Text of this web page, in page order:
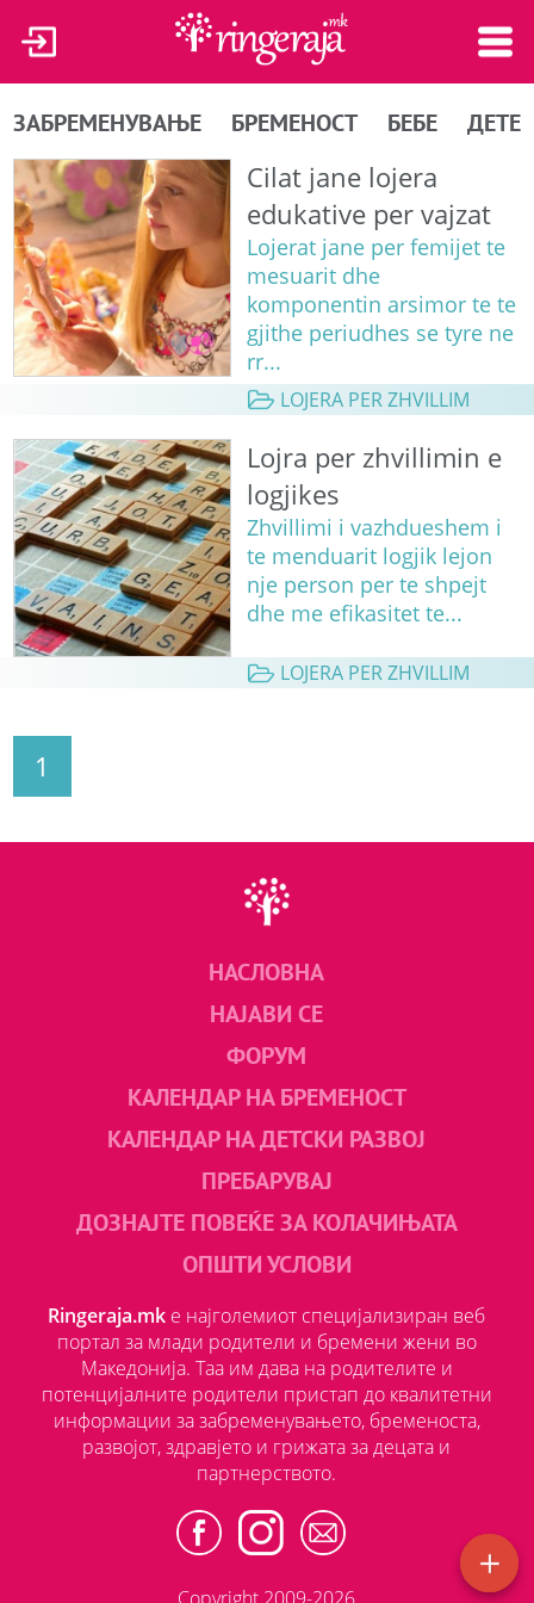
ЗАБРЕМЕНУВАЊЕ БРЕМЕНОСТ БЕБЕ ДЕТЕ
Cilat jane lojera
edukative per vajzat
Lojerat jane per femijet te
mesuarit dhe
komponentin arsimor te te
gjithe periudhes se tyre ne
rr...
LOJERA PER ZHVILLIM
Lojra per zhvillimin e
logjikes
Zhvillimi i vazhdueshem i
te menduarit logjik lejon
nje person per te shpejt
dhe me efikasitet te...
LOJERA PER ZHVILLIM
1
НАСЛОВНА
НАЈАВИ СЕ
ФОРУМ
КАЛЕНДАР НА БРЕМЕНОСТ
КАЛЕНДАР НА ДЕТСКИ РАЗВОЈ
ПРЕБАРУВАЈ
ДОЗНАЈТЕ ПОВЕЌЕ ЗА КОЛАЧИЊАТА
ОПШТИ УСЛОВИ
Ringeraja.mk е најголемиот специјализиран веб
портал за млади родители и бремени жени во
Македонија. Таа им дава на родителите и
потенцијалните родители пристап до квалитетни
информации за забременувањето, бременоста,
развојот, здравјето и грижата за децата и
партнерството.